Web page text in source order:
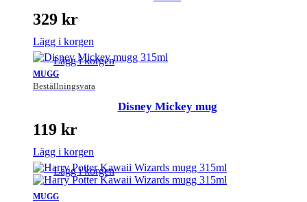
329 kr
Lägg i korgen
MUGG
Beställningsvara
Lägg i korgen
Disney Mickey mug
119 kr
Lägg i korgen
MUGG
Lägg i korgen